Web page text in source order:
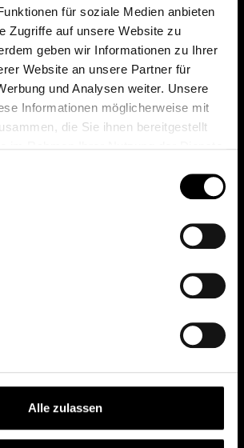
für soziale Medien anbieten
Zugriffe auf unsere Website zu
geben wir Informationen zu Ihrer
Website an unsere Partner für
und Analysen weiter. Unsere
Informationen möglicherweise mit
die Sie ihnen bereitgestellt
Alle zulassen
Österreich mit 0€ Kontoführung,
und 0€ Depotgebühren bei
und 0€ Orderspesen.